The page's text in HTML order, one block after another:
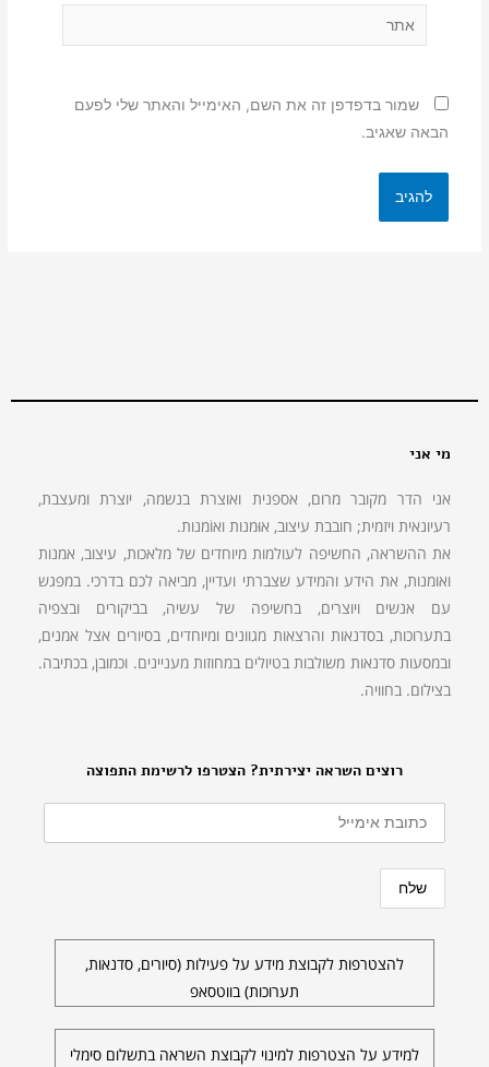
שמור בדפדפן זה את השם, האימייל והאתר שלי לפעם
הבאה שאגיב.
רוצים השראה יצירתית? הצטרפו לרשימת התפוצה
להצטרפות לקבוצת מידע על פעילות (סיורים, סדנאות,
תערוכות) בווטסאפ
למידע על הצטרפות למינוי לקבוצת השראה בתשלום סימלי
מי אני
אני הדר מקובר מרום, אספנית ואוצרת בנשמה, יוצרת ומעצבת,
רעיונאית ויזמית; חובבת עיצוב, אוּמנות ואוֹמנות.
את ההשראה, החשיפה לעולמות מיוחדים של מלאכות, עיצוב, אמנות
ואומנות, את הידע והמידע שצברתי ועדיין, מביאה לכם בדרכי. במפגש
עם אנשים ויוצרים, בחשיפה של עשיה, בביקורים ובצפיה
בתערוכות, בסדנאות והרצאות מגוונים ומיוחדים, בסיורים אצל אמנים,
ובמסעות סדנאות משולבות בטיולים במחוזות מעניינים. וכמובן, בכתיבה.
בצילום. בחוויה.